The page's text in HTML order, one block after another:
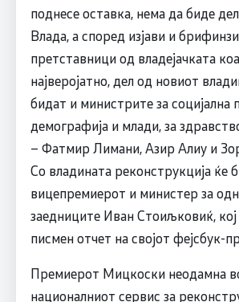
поднесе оставка, нема да биде
Влада, а според изјави и
претставници од владејачката
најверојатно, дел од новиот
бидат и министрите за социјална
демографија и млади, за
– Фатмир Лимани, Азир Алиу и
Со владината реконструкција ќе
вицепремиерот и министер за
заедниците Иван Стоиљковиќ, кој
писмен отчет на својот фејсбук-
Премиерот Мицкоски неодамна
националниот сервис за